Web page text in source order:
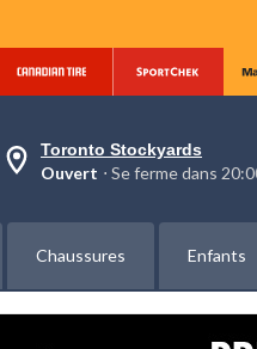
votre
est
Toronto
Stockyards,
Toronto Stockyards
Ouvert ⋅ Se ferme dans
Chaussures Enfants